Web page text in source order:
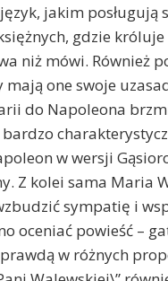
jakim
gdzie
niż mówi. Również
one swoje
do Napoleona
w wersji
Z kolei sama Maria
sympatię i
oceniać powieść –
w różnych